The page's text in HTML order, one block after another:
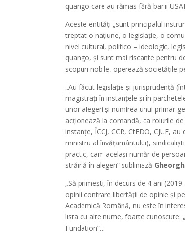
quango care au rămas fără banii
Aceste entități „sunt principalul
treptat o națiune, o legislație, o
nivel cultural, politico – ideologic,
quango, și sunt mai riscante pentru
scopuri nobile, operează societățile
„Au făcut legislație și jurisprudență
magistrați în instanțele și în
unor alegeri și numirea unui primar
acționează la comandă, ca roiurile
instanțe, ÎCCJ, CCR, CtEDO, CJUE,
ministru al învățamântului),
practic, cam același număr de
străină în alegeri” subliniază
„Să primești, în decurs de 4 ani
opinii contrare libertății de opinie și
Academică Română, nu este în
lista cu alte nume, foarte cunoscute:
Fundation”…